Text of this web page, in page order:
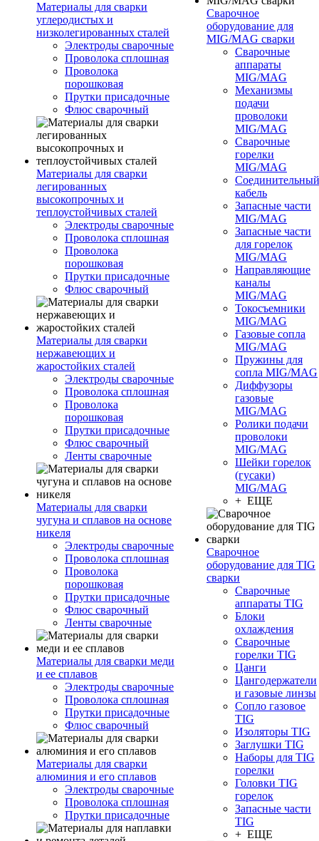
Материалы для сварки
углеродистых и
низколегированных сталей
Электроды сварочные
Проволока сплошная
Проволока
порошковая
Прутки присадочные
Флюс сварочный
Материалы для сварки
легированных
высокопрочных и
теплоустойчивых сталей
Электроды сварочные
Проволока сплошная
Проволока
порошковая
Прутки присадочные
Флюс сварочный
Материалы для сварки
нержавеющих и
жаростойких сталей
Электроды сварочные
Проволока сплошная
Проволока
порошковая
Прутки присадочные
Флюс сварочный
Ленты сварочные
Материалы для сварки
чугуна и сплавов на основе
никеля
Электроды сварочные
Проволока сплошная
Проволока
порошковая
Прутки присадочные
Флюс сварочный
Ленты сварочные
Материалы для сварки меди
и ее сплавов
Электроды сварочные
Проволока сплошная
Прутки присадочные
Флюс сварочный
Материалы для сварки
алюминия и его сплавов
Электроды сварочные
Проволока сплошная
Прутки присадочные
Сварочное
оборудование для
MIG/MAG сварки
Сварочные
аппараты
MIG/MAG
Механизмы
подачи
проволоки
MIG/MAG
Сварочные
горелки
MIG/MAG
Соединительный
кабель
Запасные части
MIG/MAG
Запасные части
для горелок
MIG/MAG
Направляющие
каналы
MIG/MAG
Токосъемники
MIG/MAG
Газовые сопла
MIG/MAG
Пружины для
сопла MIG/MAG
Диффузоры
газовые
MIG/MAG
Ролики подачи
проволоки
MIG/MAG
Шейки горелок
(гусаки)
MIG/MAG
+ ЕЩЕ
Сварочное
оборудование для TIG
сварки
Сварочные
аппараты TIG
Блоки
охлаждения
Сварочные
горелки TIG
Цанги
Цангодержатели
и газовые линзы
Сопло газовое
TIG
Изоляторы TIG
Заглушки TIG
Наборы для TIG
горелки
Головки TIG
горелок
Запасные части
TIG
+ ЕЩЕ